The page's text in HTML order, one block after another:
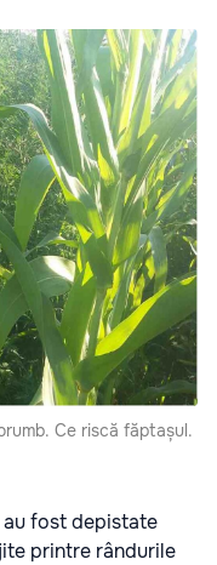
Ce riscă făptașul.
au fost depistate
printre rândurile